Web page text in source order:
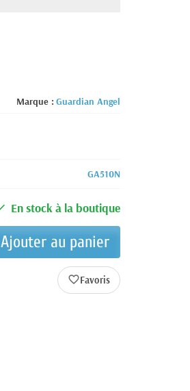
Marque : Guardian Angel
GA510N
En stock à la boutique
Ajouter au panier
favorite_border